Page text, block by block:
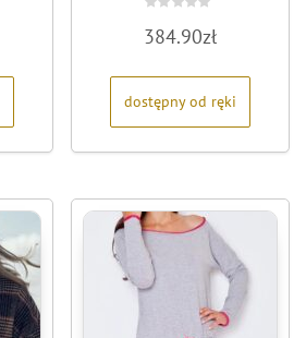
0
na
384.90zł
dostępny od ręki